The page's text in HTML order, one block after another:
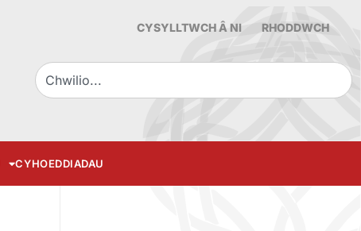
CYSYLLTWCH Â NI RHODDWCH
CYHOEDDIADAU